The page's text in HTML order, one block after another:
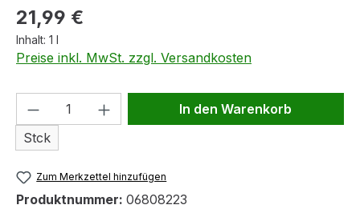
Regulärer Preis:
21,99 €
Inhalt: 1 l
Preise inkl. MwSt. zzgl. Versandkosten
Produkt Anzahl: Gib den
Stck
In den Warenkorb
Zum Merkzettel hinzufügen
Produktnummer: 06808223